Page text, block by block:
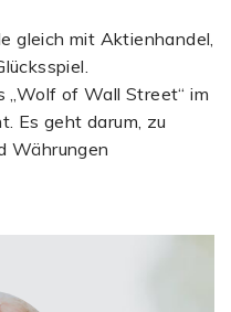
gleich mit Aktienhandel,
„Wolf of Wall Street“ im
Es geht darum, zu
Währungen